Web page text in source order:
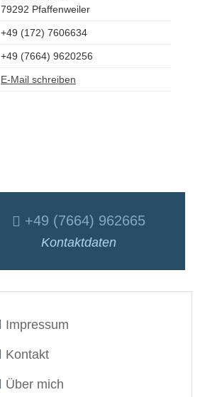
79292 Pfaffenweiler
+49 (172) 7606634
+49 (7664) 9620256
E-Mail schreiben
+49 (7664) 962665
Kontaktdaten
Impressum
Kontakt
Über mich